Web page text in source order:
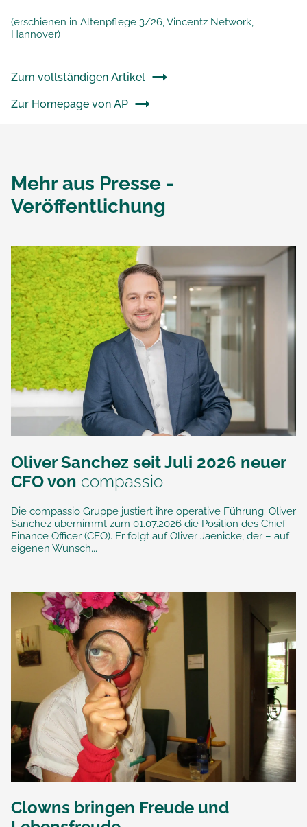
(erschienen in Altenpflege 3/26, Vincentz Network,
Hannover)
Zum vollständigen Artikel
Zur Homepage von AP
Mehr aus Presse -
Veröffentlichung
Oliver Sanchez seit Juli 2026 neuer
CFO von compassio
Die compassio Gruppe justiert ihre operative Führung: Oliver
Sanchez übernimmt zum 01.07.2026 die Position des Chief
Finance Officer (CFO). Er folgt auf Oliver Jaenicke, der – auf
eigenen Wunsch...
Clowns bringen Freude und